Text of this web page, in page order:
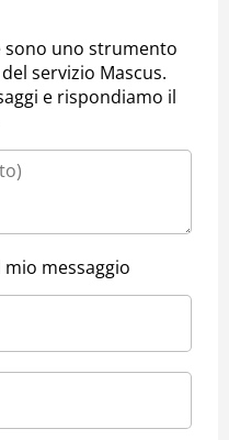
sono uno strumento
servizio Mascus.
e rispondiamo il
messaggio